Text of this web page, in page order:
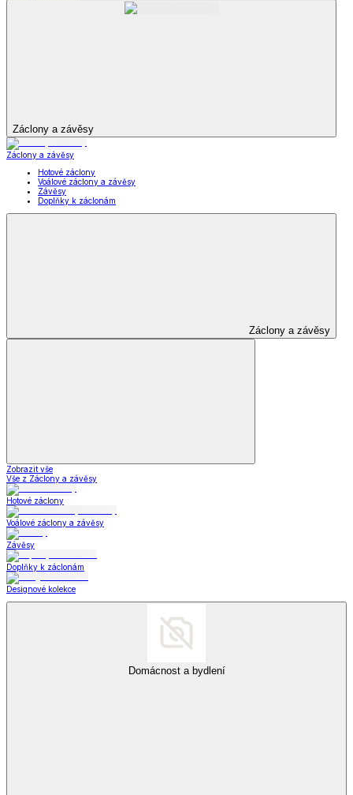
Záclony a závěsy
Záclony a závěsy
Hotové záclony
Voálové záclony a závěsy
Závěsy
Doplňky k záclonám
Záclony a závěsy
Zobrazit vše
Vše z Záclony a závěsy
Hotové záclony
Voálové záclony a závěsy
Závěsy
Doplňky k záclonám
Designové kolekce
Domácnost a bydlení